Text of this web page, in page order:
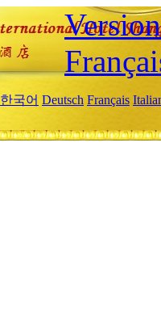
한국어 Deutsch Français